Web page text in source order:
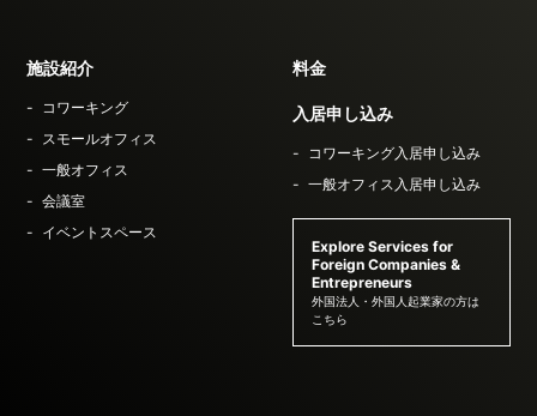
施設紹介
コワーキング
スモールオフィス
一般オフィス
会議室
イベントスペース
料金
入居申し込み
コワーキング入居申し込み
一般オフィス入居申し込み
Explore Services for
Foreign Companies &
Entrepreneurs
外国法人・外国人起業家の方は
こちら